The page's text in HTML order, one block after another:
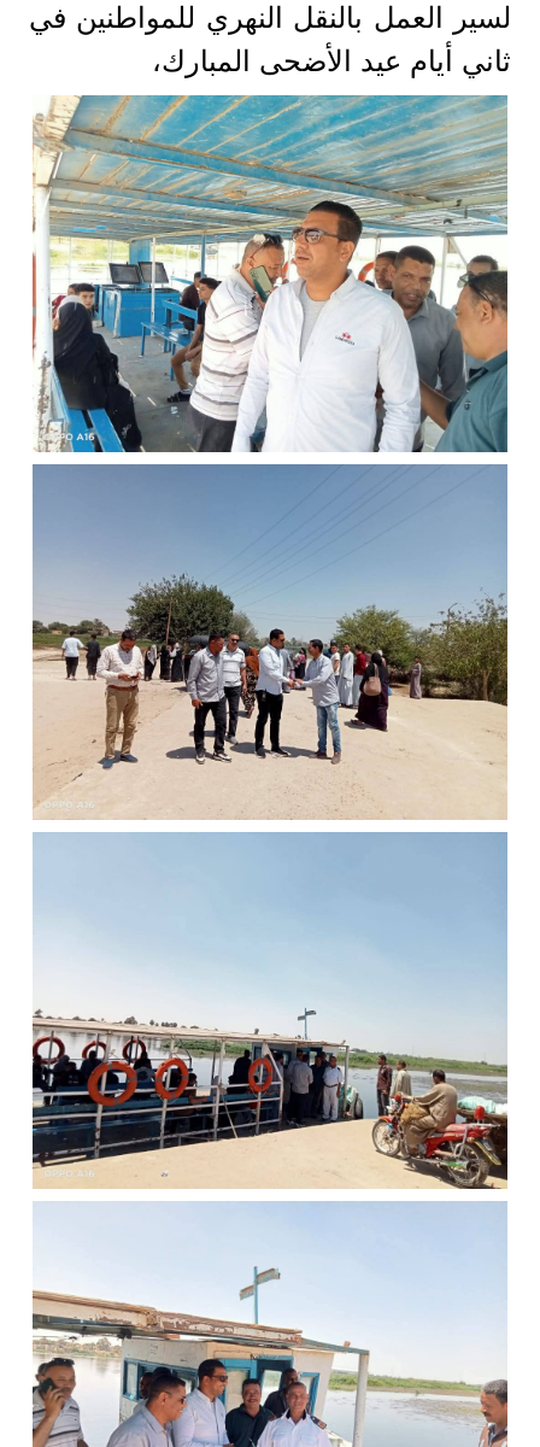
لسير العمل بالنقل النهري للمواطنين في
ثاني أيام عيد الأضحى المبارك،